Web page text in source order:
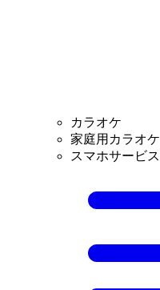
カラオケ
家庭用カラオケ
スマホサービス